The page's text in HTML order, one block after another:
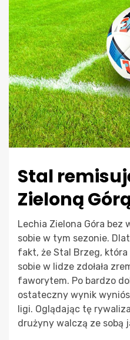
Stal
Zieloną
Lechia Zielona Góra bez
sobie w tym sezonie.
fakt, że Stal Brzeg, która
sobie w lidze zdołała
faworytem. Po bardzo
ostateczny wynik
ligi. Oglądając tę
drużyny walczą ze sobą